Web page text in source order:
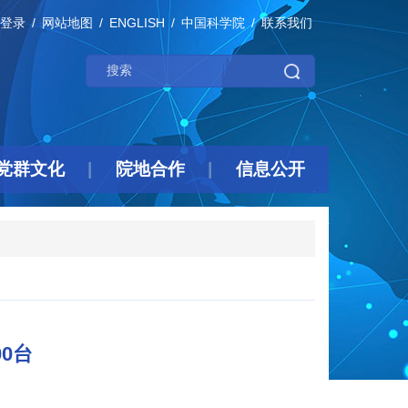
录 网站地图 ENGLISH 中国科学院 联系我们
群文化 院地合作 信息公开
台